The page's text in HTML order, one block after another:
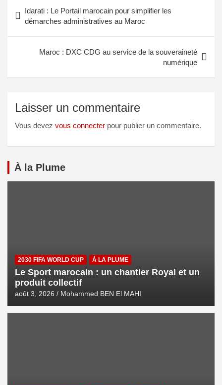
Idarati : Le Portail marocain pour simplifier les
démarches administratives au Maroc
Maroc : DXC CDG au service de la souveraineté
numérique
Laisser un commentaire
Vous devez vous connecter pour publier un commentaire.
À la Plume
2030 FIFA WORLD CUP À LA PLUME
Le Sport marocain : un chantier Royal et un
produit collectif
août 3, 2026 Mohammed BEN El MAHI